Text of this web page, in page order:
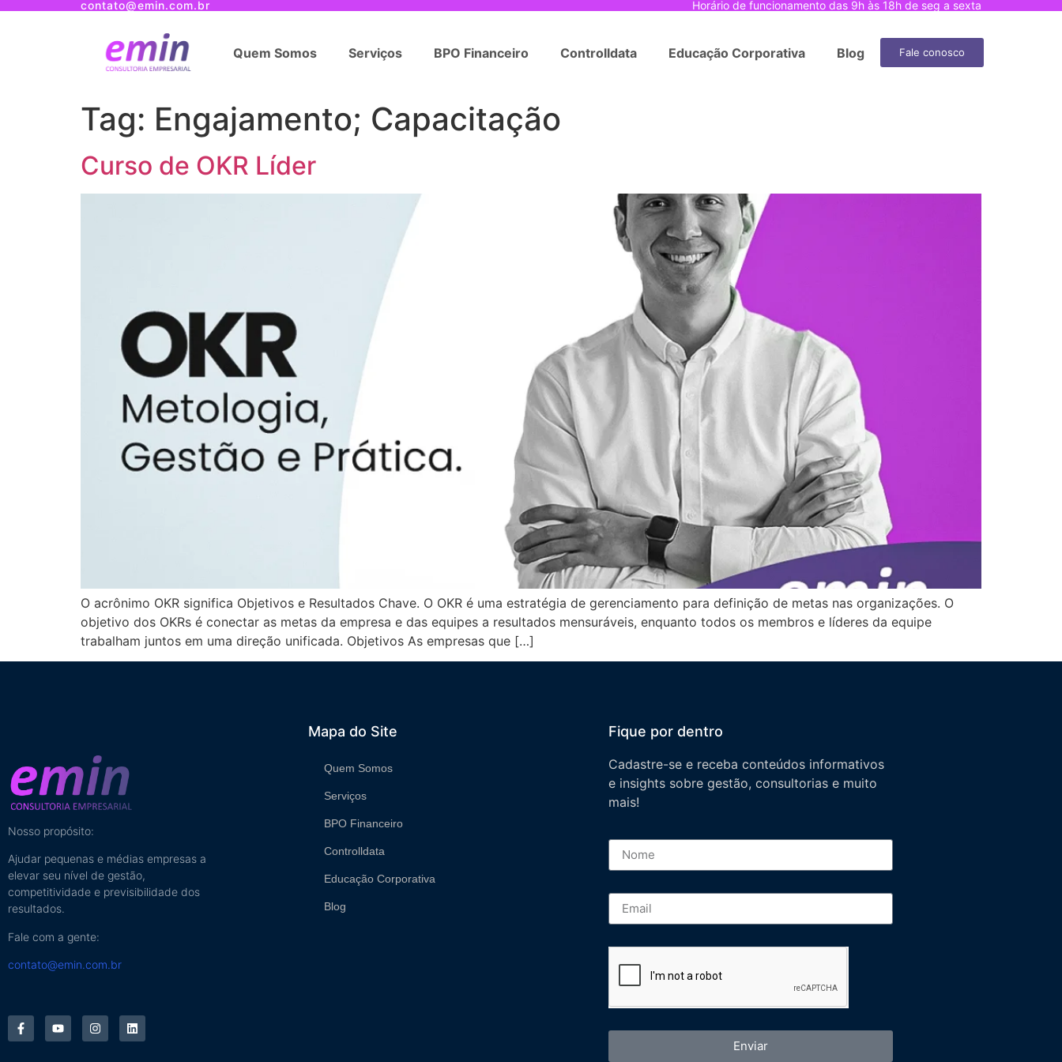
contato@emin.com.br Horário de funcionamento das 9h às 18h de seg a sexta
Quem Somos Serviços BPO Financeiro Controlldata Educação Corporativa Blog Fale conosco
Tag: Engajamento; Capacitação
Curso de OKR Líder
O acrônimo OKR significa Objetivos e Resultados Chave. O OKR é uma estratégia de gerenciamento para definição de metas nas organizações. O
objetivo dos OKRs é conectar as metas da empresa e das equipes a resultados mensuráveis, enquanto todos os membros e líderes da equipe
trabalham juntos em uma direção unificada. Objetivos As empresas que […]
Nosso propósito:
Ajudar pequenas e médias empresas a
elevar seu nível de gestão,
competitividade e previsibilidade dos
resultados.
Fale com a gente:
contato@emin.com.br
Mapa do Site
Quem Somos
Serviços
BPO Financeiro
Controlldata
Educação Corporativa
Blog
Fique por dentro
Cadastre-se e receba conteúdos informativos
e insights sobre gestão, consultorias e muito
mais!
Enviar